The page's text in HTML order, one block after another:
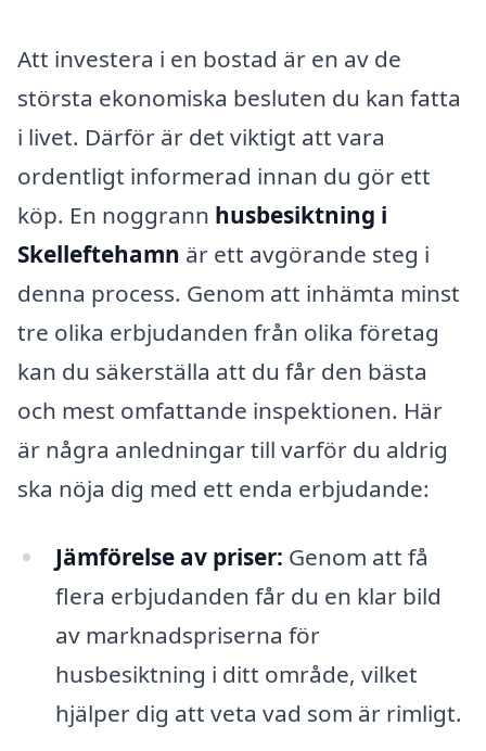
Att investera i en bostad är en av de
största ekonomiska besluten du kan fatta
i livet. Därför är det viktigt att vara
ordentligt informerad innan du gör ett
köp. En noggrann husbesiktning i
Skelleftehamn är ett avgörande steg i
denna process. Genom att inhämta minst
tre olika erbjudanden från olika företag
kan du säkerställa att du får den bästa
och mest omfattande inspektionen. Här
är några anledningar till varför du aldrig
ska nöja dig med ett enda erbjudande:
Jämförelse av priser: Genom att få
flera erbjudanden får du en klar bild
av marknadspriserna för
husbesiktning i ditt område, vilket
hjälper dig att veta vad som är rimligt.